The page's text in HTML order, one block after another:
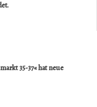
35-37« hat neue